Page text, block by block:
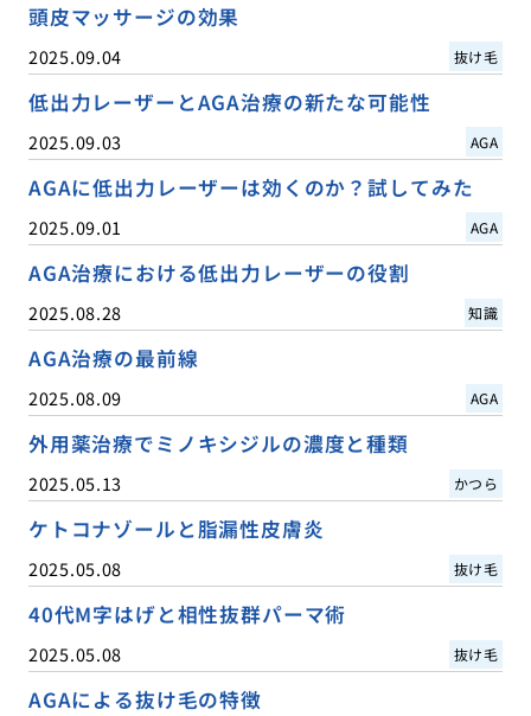
頭皮マッサージの効果
2025.09.04 抜け毛
低出力レーザーとAGA治療の新たな可能性
2025.09.03 AGA
AGAに低出力レーザーは効くのか？試してみた
2025.09.01 AGA
AGA治療における低出力レーザーの役割
2025.08.28 知識
AGA治療の最前線
2025.08.09 AGA
外用薬治療でミノキシジルの濃度と種類
2025.05.13 かつら
ケトコナゾールと脂漏性皮膚炎
2025.05.08 抜け毛
40代M字はげと相性抜群パーマ術
2025.05.08 抜け毛
AGAによる抜け毛の特徴